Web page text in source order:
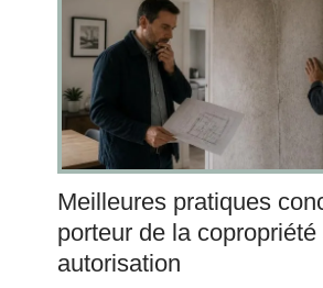
Meilleures pratiques
porteur de la copropriété
autorisation